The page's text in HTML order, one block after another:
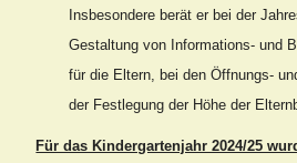
Insbesondere berät er bei der
Gestaltung von Informations- und
für die Eltern, bei den Öffnungs-
der Festlegung der Höhe der
Für das Kindergartenjahr 2024/25